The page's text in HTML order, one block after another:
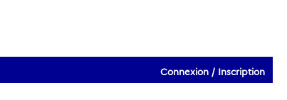
Connexion / Inscription